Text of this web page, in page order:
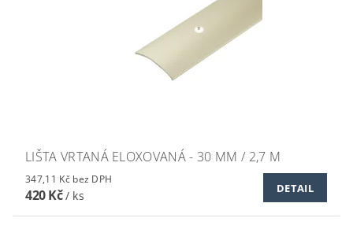
LIŠTA VRTANÁ ELOXOVANÁ - 30 MM / 2,7 M
347,11 Kč bez DPH
420 Kč/ ks
DETAIL